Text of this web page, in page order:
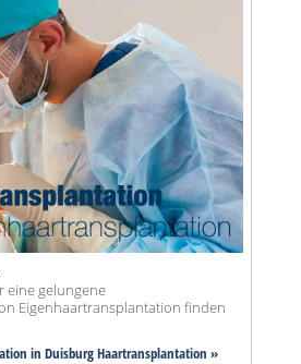
eine gelungene
Eigenhaartransplantation finden
in Duisburg Haartransplantation »